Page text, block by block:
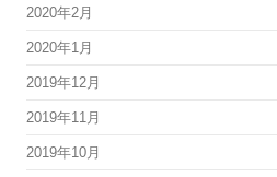
2020年2月
2020年1月
2019年12月
2019年11月
2019年10月